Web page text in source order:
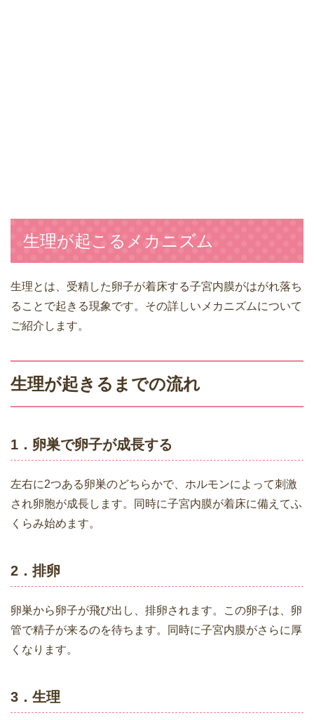
生理が起こるメカニズム
生理とは、受精した卵子が着床する子宮内膜がはがれ落ち
ることで起きる現象です。その詳しいメカニズムについて
ご紹介します。
生理が起きるまでの流れ
1．卵巣で卵子が成長する
左右に2つある卵巣のどちらかで、ホルモンによって刺激
され卵胞が成長します。同時に子宮内膜が着床に備えてふ
くらみ始めます。
2．排卵
卵巣から卵子が飛び出し、排卵されます。この卵子は、卵
管で精子が来るのを待ちます。同時に子宮内膜がさらに厚
くなります。
3．生理